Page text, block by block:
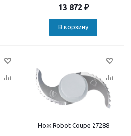
13 872 ₽
В корзину
Нож Robot Coupe 27288